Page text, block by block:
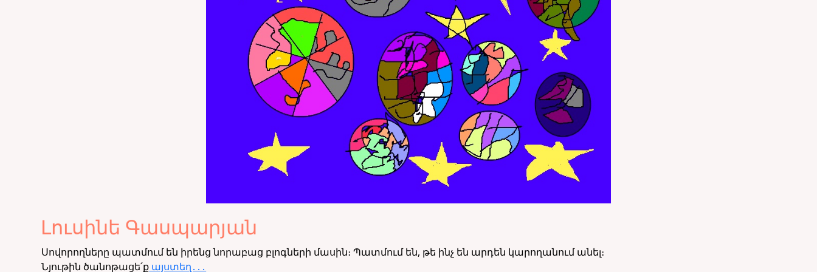
Լուսինե Գասպարյան
Սովորողները պատմում են իրենց նորաբաց բլոգների մասին։ Պատմում են, թե ինչ են արդեն կարողանում անել։
Նյութին ծանոթացե՛ք այստեղ․․․